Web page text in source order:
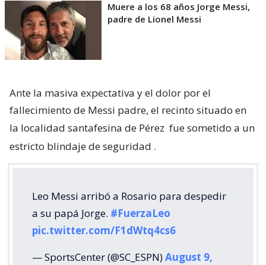
Muere a los 68 años Jorge Messi,
padre de Lionel Messi
Ante la masiva expectativa y el dolor por el
fallecimiento de Messi padre, el recinto situado en
la localidad santafesina de Pérez fue sometido a un
estricto blindaje de seguridad .
Leo Messi arribó a Rosario para despedir
a su papá Jorge. #FuerzaLeo
pic.twitter.com/F1dWtq4cs6
— SportsCenter (@SC_ESPN)August 9,